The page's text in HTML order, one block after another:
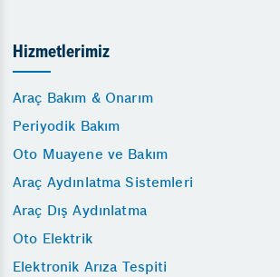
Hizmetlerimiz
Araç Bakım & Onarım
Periyodik Bakım
Oto Muayene ve Bakım
Araç Aydınlatma Sistemleri
Araç Dış Aydınlatma
Oto Elektrik
Elektronik Arıza Tespiti